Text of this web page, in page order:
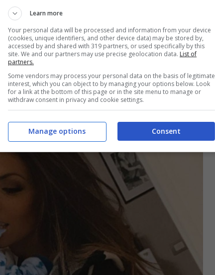
Learn more
Your personal data will be processed and information from your device
(cookies, unique identifiers, and other device data) may be stored by,
accessed by and shared with 319 partners, or used specifically by this
site. We and our partners may use precise geolocation data. List of
partners.
Some vendors may process your personal data on the basis of legitimate
interest, which you can object to by managing your options below. Look
for a link at the bottom of this page or in the site menu to manage or
withdraw consent in privacy and cookie settings.
Consent
Manage options